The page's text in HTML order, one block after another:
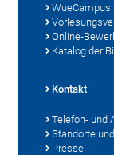
WueCampus
Online-
Katalog der
Kontakt
Telefon- und
Standorte
Presse